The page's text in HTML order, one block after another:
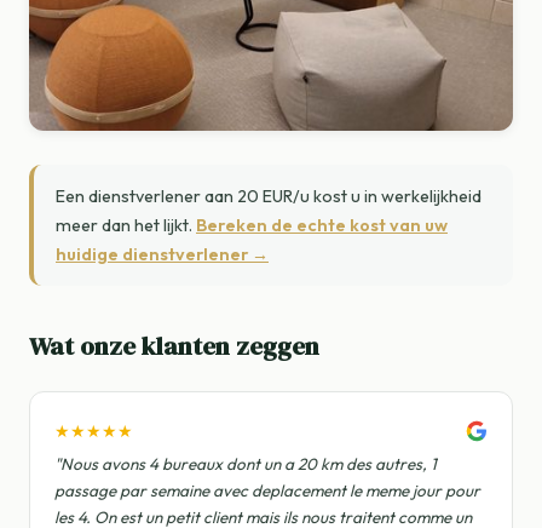
Een dienstverlener aan 20 EUR/u kost u in werkelijkheid
meer dan het lijkt. Bereken de echte kost van uw
huidige dienstverlener →
Wat onze klanten zeggen
★★★★★
"Nous avons 4 bureaux dont un a 20 km des autres, 1
passage par semaine avec deplacement le meme jour pour
les 4. On est un petit client mais ils nous traitent comme un